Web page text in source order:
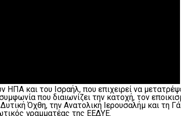
και του Ισραήλ, που επιχειρεί να
που διαιωνίζει την κατοχή, τον
Όχθη, την Ανατολική Ιερουσαλήμ και τη
γραμματέας της ΕΕΔΥΕ.